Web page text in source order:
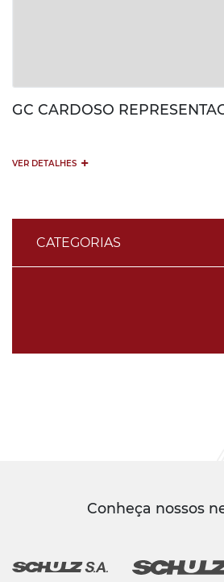
CATEGORIAS
GC CARDOSO
VER DETALHES +
Conheça nossos